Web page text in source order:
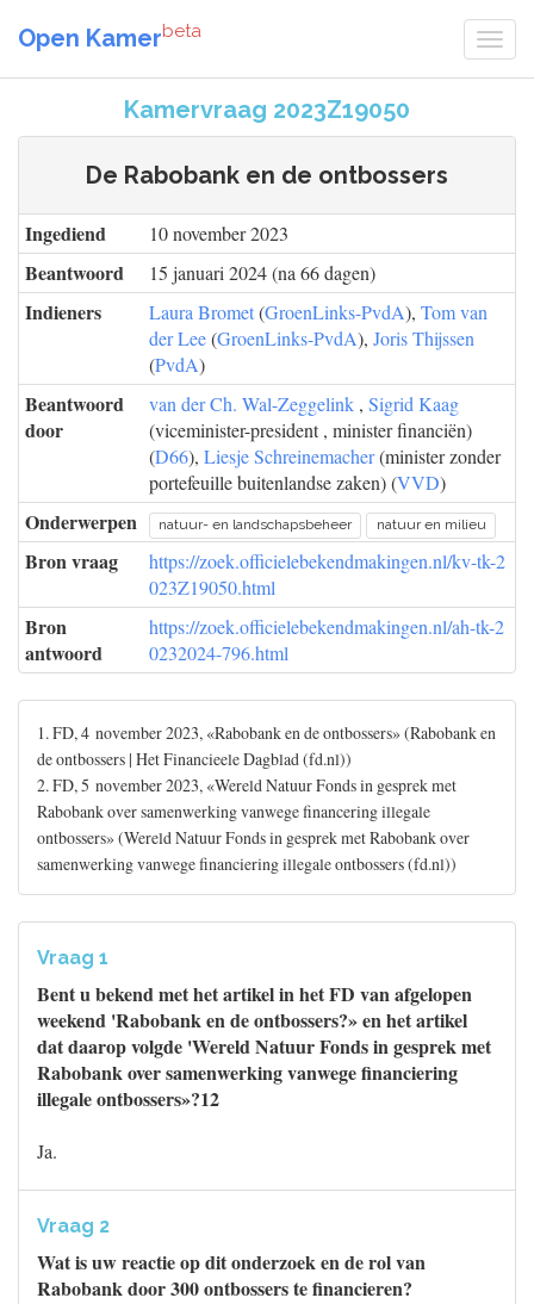
Open Kamerbeta
Kamervraag 2023Z19050
De Rabobank en de ontbossers
Ingediend 10 november 2023
Beantwoord 15 januari 2024 (na 66 dagen)
Indieners Laura Bromet(GroenLinks-PvdA), Tom van
der Lee(GroenLinks-PvdA), Joris Thijssen
(PvdA)
Beantwoord
door
van der Ch. Wal-Zeggelink , Sigrid Kaag
(viceminister-president , minister financiën)
(D66), Liesje Schreinemacher(minister zonder
portefeuille buitenlandse zaken) (VVD)
Onderwerpen natuur- en landschapsbeheer natuur en milieu
Bron vraag
https://zoek.officielebekendmakingen.nl/kv-tk-2
023Z19050.html
Bron
antwoord
https://zoek.officielebekendmakingen.nl/ah-tk-2
0232024-796.html
1. FD, 4 november 2023, «Rabobank en de ontbossers» (Rabobank en
de ontbossers | Het Financieele Dagblad (fd.nl))
2. FD, 5 november 2023, «Wereld Natuur Fonds in gesprek met
Rabobank over samenwerking vanwege financering illegale
ontbossers» (Wereld Natuur Fonds in gesprek met Rabobank over
samenwerking vanwege financiering illegale ontbossers (fd.nl))
Vraag 1
Bent u bekend met het artikel in het FD van afgelopen
weekend 'Rabobank en de ontbossers?» en het artikel
dat daarop volgde 'Wereld Natuur Fonds in gesprek met
Rabobank over samenwerking vanwege financiering
illegale ontbossers»?12
Ja.
Vraag 2
Wat is uw reactie op dit onderzoek en de rol van
Rabobank door 300 ontbossers te financieren?